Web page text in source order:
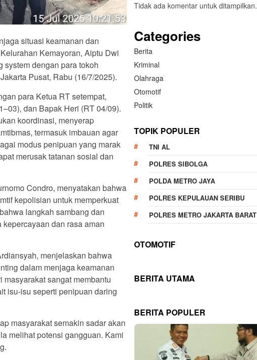
situasi keamanan dan
Kemayoran, Aiptu Dwi
dengan para tokoh
Pusat, Rabu (16/7/2025).
para Ketua RT setempat,
dan Bapak Heri (RT 04/09).
koordinasi, menyerap
termasuk imbauan agar
modus penipuan yang marak
merusak tatanan sosial dan
Condro, menyatakan bahwa
kepolisian untuk memperkuat
langkah sambang dan
dan rasa aman
menjelaskan bahwa
dalam menjaga keamanan
sangat membantu
isu-isu seperti penipuan daring
masyarakat semakin sadar akan
melihat potensi gangguan. Kami
Tidak ada komentar untuk ditampilkan.
Categories
Berita
Kriminal
Olahraga
Otomotif
Politik
TOPIK POPULER
TNI AL
POLRES SIBOLGA
POLDA METRO JAYA
POLRES KEPULAUAN SERIBU
POLRES METRO JAKARTA BARAT
OTOMOTIF
BERITA UTAMA
BERITA POPULER